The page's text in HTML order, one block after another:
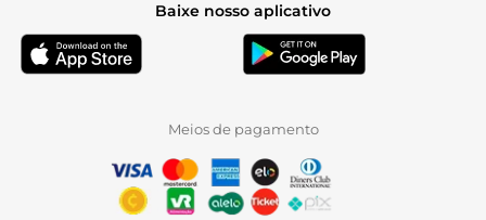
Baixe nosso aplicativo
Meios de pagamento